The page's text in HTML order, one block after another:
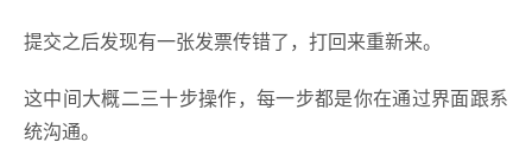
提交之后发现有一张发票传错了，打回来重新来。
这中间大概二三十步操作，每一步都是你在通过界面跟系
统沟通。